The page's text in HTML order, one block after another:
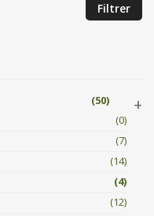
Filtrer
(50)
(0)
(7)
(14)
(4)
(12)